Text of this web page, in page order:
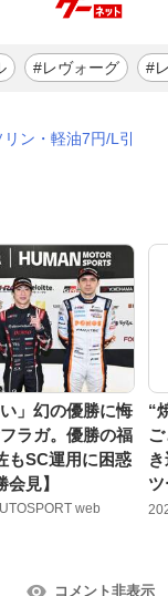
#レヴォーグ #
ン・軽油7円/L引
い」幻の優勝に悔
ラガ。優勝の福
もSC運用に困惑
会見】
web
“
コメント非表示